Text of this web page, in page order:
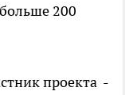
200
проекта -